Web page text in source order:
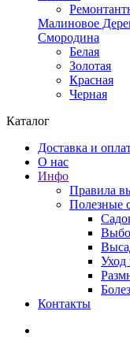
Малиновое
Смородина
Белая
Золотая
Красная
Черная
Каталог
Доставка и
О нас
Инфо
Правила
Полезные
Уход
Контакты